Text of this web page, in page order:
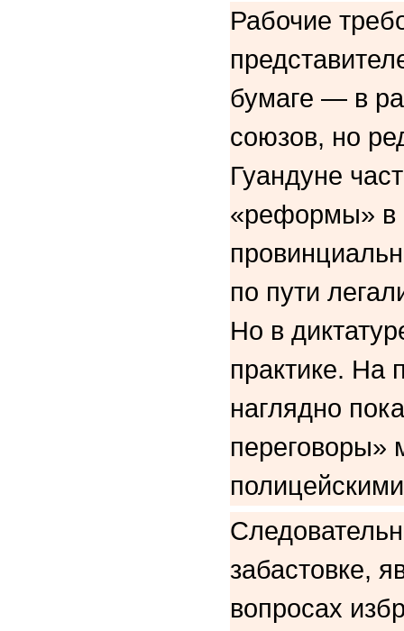
Рабочие
бумаге — в
союзов, но
Гуандуне
«реформы» в
по пути
Но в
практике. На
наглядно
переговоры»
забастовке,
вопросах